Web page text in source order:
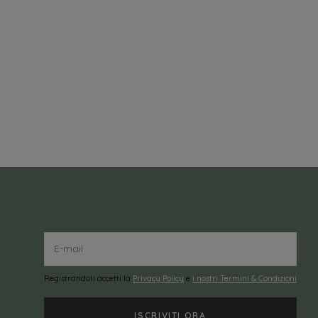
Registrandoti accetti la Privacy Policy e i nostri Termini & Condizioni